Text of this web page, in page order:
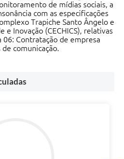
de mídias sociais, a
com as especificações
Trapiche Santo Ângelo e
e Inovação (CECHICS), relativas
Contratação de empresa
de comunicação.